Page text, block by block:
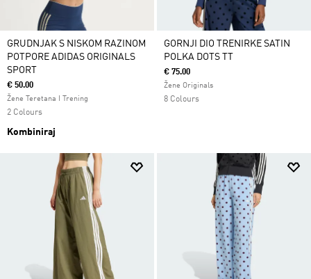
GRUDNJAK S NISKOM RAZINOM
POTPORE ADIDAS ORIGINALS
SPORT
€ 50.00
Žene Teretana I Trening
2 Colours
Kombiniraj
GORNJI DIO TRENIRKE SATIN
POLKA DOTS TT
€ 75.00
Žene Originals
8 Colours